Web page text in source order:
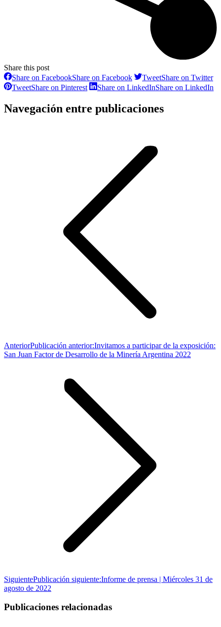
Share this post
Share on FacebookShare on Facebook TweetShare on Twitter
TweetShare on Pinterest Share on LinkedInShare on LinkedIn
Navegación entre publicaciones
AnteriorPublicación anterior:Invitamos a participar de la exposición:
San Juan Factor de Desarrollo de la Minería Argentina 2022
SiguientePublicación siguiente:Informe de prensa | Miércoles 31 de
agosto de 2022
Publicaciones relacionadas